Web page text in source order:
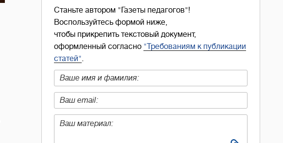
Станьте автором "Газеты педагогов"!
Воспользуйтесь формой ниже,
чтобы прикрепить текстовый документ,
оформленный согласно "Требованиям к публикации
статей".